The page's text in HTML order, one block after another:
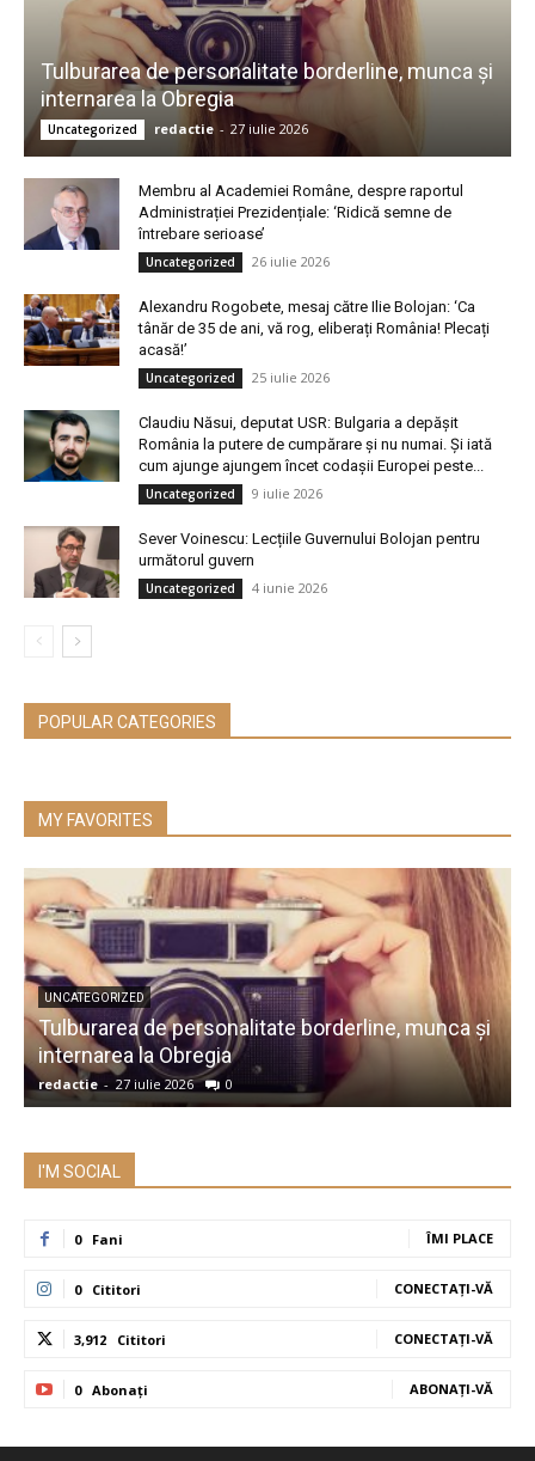
Tulburarea de personalitate borderline, munca și
internarea la Obregia
Uncategorized redactie - 27 iulie 2026
Membru al Academiei Române, despre raportul
Administrației Prezidențiale: ‘Ridică semne de
întrebare serioase’
Uncategorized 26 iulie 2026
Alexandru Rogobete, mesaj către Ilie Bolojan: ‘Ca
tânăr de 35 de ani, vă rog, eliberați România! Plecați
acasă!’
Uncategorized 25 iulie 2026
Claudiu Năsui, deputat USR: Bulgaria a depășit
România la putere de cumpărare și nu numai. Și iată
cum ajunge ajungem încet codașii Europei peste...
Uncategorized 9 iulie 2026
Sever Voinescu: Lecțiile Guvernului Bolojan pentru
următorul guvern
Uncategorized 4 iunie 2026
POPULAR CATEGORIES
MY FAVORITES
UNCATEGORIZED
Tulburarea de personalitate borderline, munca și
internarea la Obregia
redactie - 27 iulie 2026 0
I'M SOCIAL
0 Fani ÎMI PLACE
0 Cititori CONECTAȚI-VĂ
3,912 Cititori CONECTAȚI-VĂ
0 Abonați ABONAȚI-VĂ